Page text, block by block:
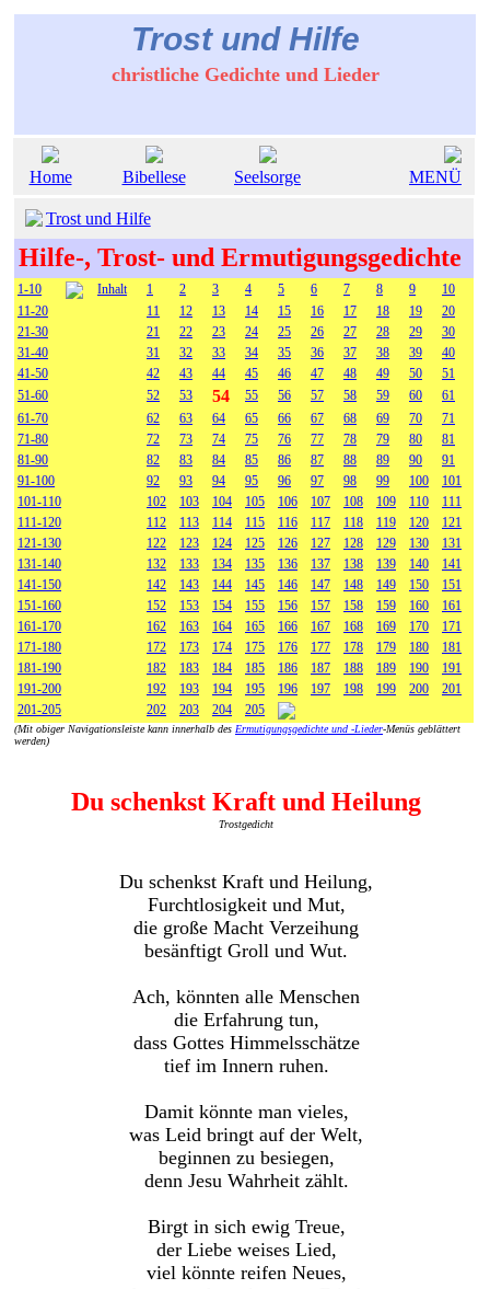
Trost und Hilfe
christliche Gedichte und Lieder
Home Bibellese Seelsorge MENÜ
Trost und Hilfe
Hilfe-, Trost- und Ermutigungsgedichte
1-10 Inhalt 1 2 3 4 5 6 7 8 9
10
11-20
11 12 13 14 15 16 17 18 19
20
21-30
21 22 23 24 25 26 27 28 29
30
31-40
31 32 33 34 35 36 37 38 39
40
41-50
42 43 44 45 46 47 48 49 50
51
51-60
52 53 54 55 56 57 58 59 60
61
61-70
62 63 64 65 66 67 68 69 70
71
71-80
72 73 74 75 76 77 78 79 80
81
81-90
82 83 84 85 86 87 88 89 90
91
91-100
92 93 94 95 96 97 98 99 100
101
101-110
102 103 104 105 106 107 108 109 110
111
111-120
112 113 114 115 116 117 118 119 120
121
121-130
122 123 124 125 126 127 128 129 130
131
131-140
132 133 134 135 136 137 138 139 140
141
141-150
142 143 144 145 146 147 148 149 150
151
151-160
152 153 154 155 156 157 158 159 160
161
161-170
162 163 164 165 166 167 168 169 170
171
171-180
172 173 174 175 176 177 178 179 180
181
181-190
182 183 184 185 186 187 188 189 190
191
191-200
192 193 194 195 196 197 198 199 200
201
201-205
202 203 204 205
(Mit obiger Navigationsleiste kann innerhalb des Ermutigungsgedichte und -Lieder-Menüs geblättert
werden)
Du schenkst Kraft und Heilung
Trostgedicht
Du schenkst Kraft und Heilung,
Furchtlosigkeit und Mut,
die große Macht Verzeihung
besänftigt Groll und Wut.
Ach, könnten alle Menschen
die Erfahrung tun,
dass Gottes Himmelsschätze
tief im Innern ruhen.
Damit könnte man vieles,
was Leid bringt auf der Welt,
beginnen zu besiegen,
denn Jesu Wahrheit zählt.
Birgt in sich ewig Treue,
der Liebe weises Lied,
viel könnte reifen Neues,